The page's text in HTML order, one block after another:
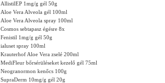
AllistilEP 1mg/g gél 50g
Aloe Vera Alveola gél 100ml
Aloe Vera Alveola spray 100ml
Cosmos sebtapasz égésre 8x
Fenistil 1mg/g gél 50g
ialuset spray 100ml
Krauterhof Aloe Vera zselé 200ml
MediFleur bőrsérüléseket kezelő gél 75ml
Neogranormon kenőcs 100g
SupraDerm 10mg/g gél 20g